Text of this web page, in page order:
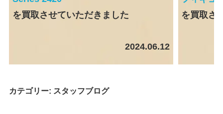
を買取させていただきました
2024.06.12
を買取さ
カテゴリー: スタッフブログ